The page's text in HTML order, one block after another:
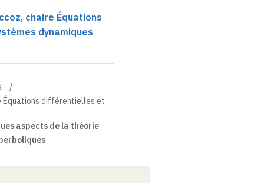
chaire Équations
dynamiques
Équations différentielles et
aspects de la théorie